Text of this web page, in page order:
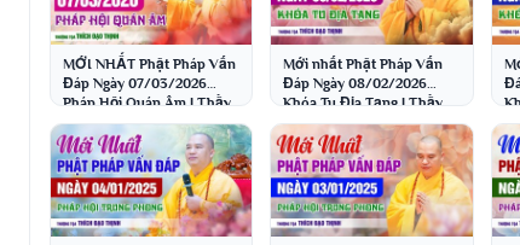
MỚI NHẤT Phật Pháp Vấn
Đáp Ngày 07/03/2026
Pháp Hội Quán Âm | Thầy
Thích Đạo Thịnh
Mới nhất Phật Pháp Vấn
Đáp Ngày 08/02/2026
Khóa Tu Địa Tạng | Thầy
Thích Đạo Thịnh